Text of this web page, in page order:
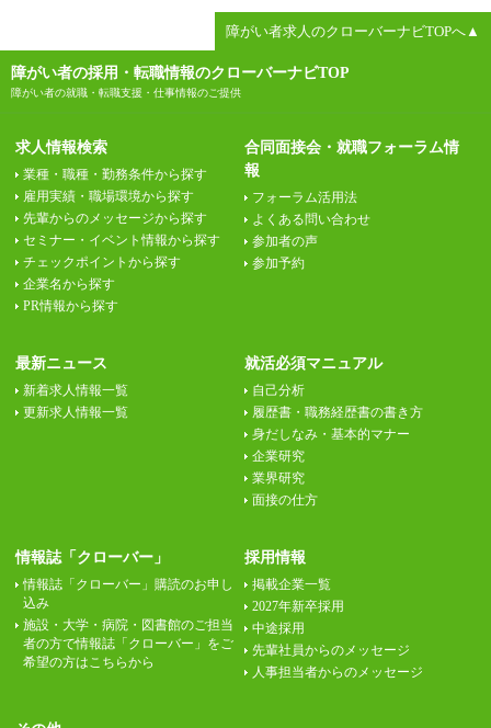
障がい者求人のクローバーナビTOPへ▲
障がい者の採用・転職情報のクローバーナビTOP
障がい者の就職・転職支援・仕事情報のご提供
求人情報検索
業種・職種・勤務条件から探す
雇用実績・職場環境から探す
先輩からのメッセージから探す
セミナー・イベント情報から探す
チェックポイントから探す
企業名から探す
PR情報から探す
合同面接会・就職フォーラム情
報
フォーラム活用法
よくある問い合わせ
参加者の声
参加予約
最新ニュース
新着求人情報一覧
更新求人情報一覧
就活必須マニュアル
自己分析
履歴書・職務経歴書の書き方
身だしなみ・基本的マナー
企業研究
業界研究
面接の仕方
情報誌「クローバー」
情報誌「クローバー」購読のお申し
込み
施設・大学・病院・図書館のご担当
者の方で情報誌「クローバー」をご
希望の方はこちらから
採用情報
掲載企業一覧
2027年新卒採用
中途採用
先輩社員からのメッセージ
人事担当者からのメッセージ